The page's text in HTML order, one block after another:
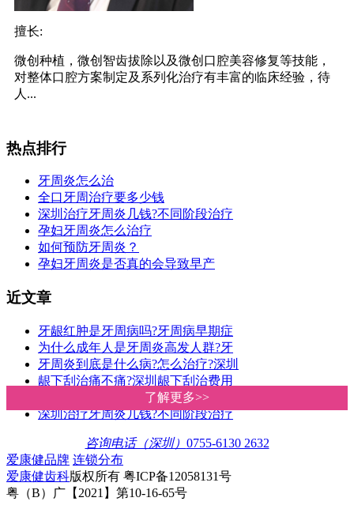
了解更多>>
了解更多>>
擅长:
微创种植，微创智齿拔除以及微创口腔美容修复等技能，
对整体口腔方案制定及系列化治疗有丰富的临床经验，待
人...
热点排行
牙周炎怎么治
全口牙周治疗要多少钱
深圳治疗牙周炎几钱?不同阶段治疗
孕妇牙周炎怎么治疗
如何预防牙周炎？
孕妇牙周炎是否真的会导致早产
近文章
牙龈红肿是牙周病吗?牙周病早期症
为什么成年人是牙周炎高发人群?牙
牙周炎到底是什么病?怎么治疗?深圳
龈下刮治痛不痛?深圳龈下刮治费用
牙周刮治后如何科学护理?深圳爱康
深圳治疗牙周炎几钱?不同阶段治疗
咨询电话（深圳） 0755-6130 2632
爱康健品牌 连锁分布
爱康健齿科版权所有 粤ICP备12058131号
粤（B）广【2021】第10-16-65号